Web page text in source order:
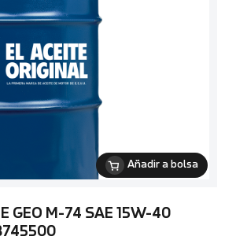
Añadir a bolsa
GEO M-74 SAE 15W-40